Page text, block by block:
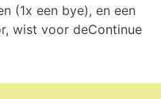
(1x een bye), en een
wist voor deContinue